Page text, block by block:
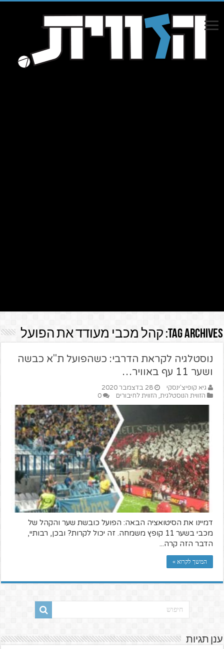
Tag Archives: קהל מכבי מעודד את הפועל
נוסטלגיה לקראת הדרבי: כשהפועל ת"א כבשה
ושער 11 עף באוויר…
גיא קופיצ'ינסקי
28 בדצמבר 2020
הזווית הנוסטלגית, הזווית לחיבורים 0
דמיינו את הסיטואציה הבאה: הפועל כובשת שער והקהל של
מכבי בשער 11 קופץ משמחה. זה יכול לקרות? ובכן, רבותיי,
הדבר הזה קרה...
המשך לקרוא »
ענן תגיות